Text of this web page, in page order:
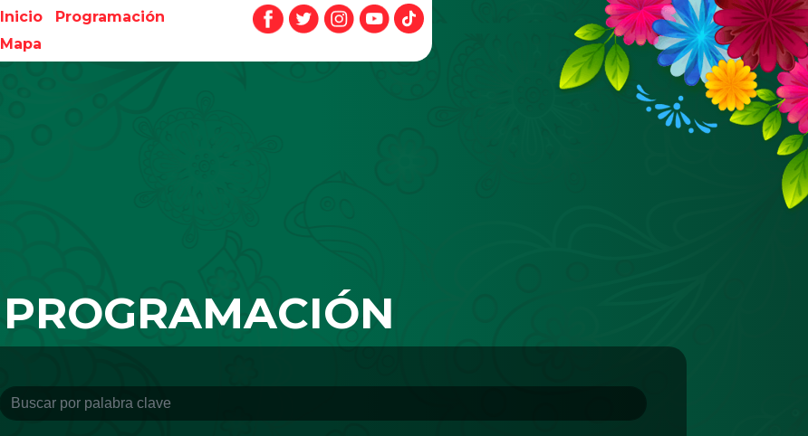
Inicio
Programación
Mapa
PROGRAMACIÓN